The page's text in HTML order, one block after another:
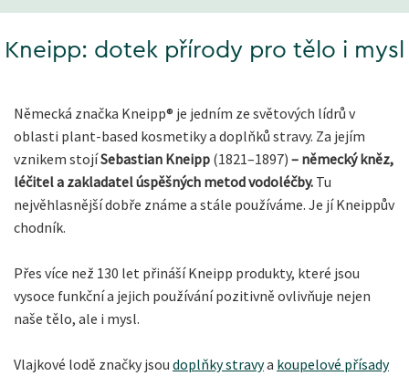
Kneipp: dotek přírody pro tělo i mysl
Německá značka Kneipp® je jedním ze světových lídrů v
oblasti plant-based kosmetiky a doplňků stravy. Za jejím
vznikem stojíSebastian Kneipp (1821–1897) – německý kněz,
léčitel a zakladatel úspěšných metod vodoléčby. Tu
nejvěhlasnější dobře známe a stále používáme. Je jí Kneippův
chodník.
Přes více než 130 let přináší Kneipp produkty, které jsou
vysoce funkční a jejich používání pozitivně ovlivňuje nejen
naše tělo, ale i mysl.
Vlajkové lodě značky jsou doplňky stravya koupelové přísady